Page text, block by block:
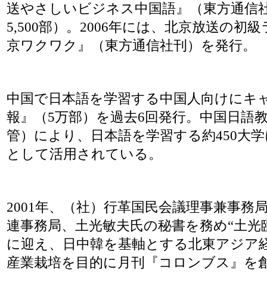
送やさしいビジネス中国語』（東方通信
5,500部）。2006年には、北京放送の初
京ワクワク』（東方通信社刊）を発行。
中国で日本語を学習する中国人向けにキ
報』（5万部）を過去6回発行。中国日語
管）により、日本語を学習する約450大
として活用されている。
2001年、（社）行革国民会議理事兼事務
連事務局、土光敏夫氏の秘書を務め“土
に迎え、日中韓を基軸とする北東アジア
産業栽培を目的に月刊『コロンブス』を